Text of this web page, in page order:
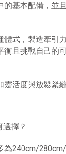
的基本配備，並
體式，製造牽引
衡且挑戰自己的
靈活度與放鬆緊
選擇？
為240cm/280cm/